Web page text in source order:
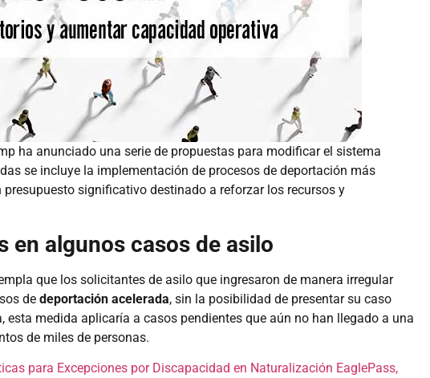
ha anunciado una serie de propuestas para modificar el sistema
se incluye la implementación de procesos de deportación más
significativo destinado a reforzar los recursos y
en algunos casos de asilo
que los solicitantes de asilo que ingresaron de manera irregular
de deportación acelerada, sin la posibilidad de presentar su caso
esta medida aplicaría a casos pendientes que aún no han llegado a una
de miles de personas.
para Excepciones por Discapacidad en Naturalización EaglePass,